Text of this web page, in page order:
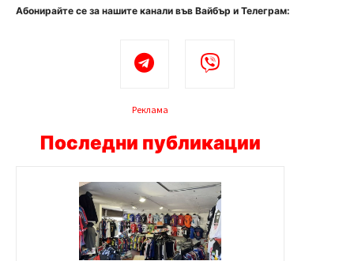
Абонирайте се за нашите канали във Вайбър и Телеграм:
Реклама
Последни публикации